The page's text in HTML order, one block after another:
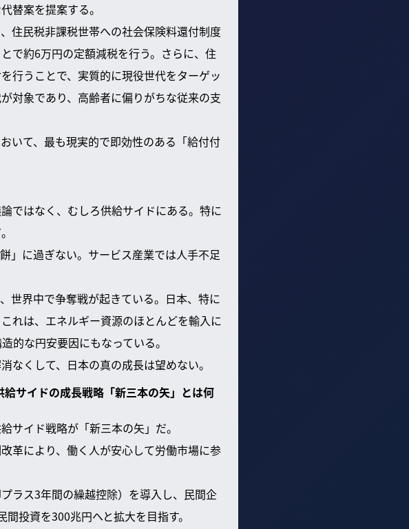
替案を提案する。
住民税非課税世帯への社会保険料還付制度
で約6万円の定額減税を行う。さらに、住
行うことで、実質的に現役世代をターゲッ
対象であり、高齢者に偏りがちな従来の支
いて、最も現実的で即効性のある「給付付
ではなく、むしろ供給サイドにある。特に
」に過ぎない。サービス産業では人手不足
世界中で争奪戦が起きている。日本、特に
れは、エネルギー資源のほとんどを輸入に
的な円安要因にもなっている。
なくして、日本の真の成長は望めない。
サイドの成長戦略「新三本の矢」とは何
サイド戦略が「新三本の矢」だ。
革により、働く人が安心して労働市場に参
ラス3年間の繰越控除）を導入し、民間企
投資を300兆円へと拡大を目指す。